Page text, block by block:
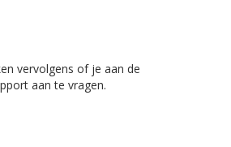
vervolgens of je aan de
aan te vragen.